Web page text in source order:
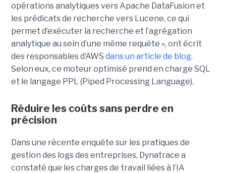
opérations analytiques vers Apache DataFusion et
les prédicats de recherche vers Lucene, ce qui
permet d’exécuter la recherche et l’agrégation
analytique au sein d’une même requête », ont écrit
des responsables d’AWS dans un article de blog.
Selon eux, ce moteur optimisé prend en charge SQL
et le langage PPL (Piped Processing Language).
Réduire les coûts sans perdre en
précision
Dans une récente enquête sur les pratiques de
gestion des logs des entreprises, Dynatrace a
constaté que les charges de travail liées à l’IA